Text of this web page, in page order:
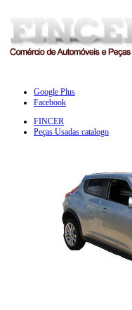
Google Plus
Facebook
FINCER
Peças Usadas catalogo